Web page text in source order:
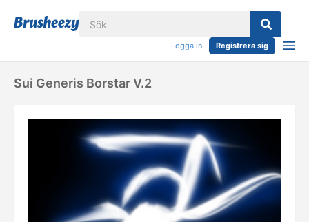
Logga in Registrera sig
Sui Generis Borstar V.2